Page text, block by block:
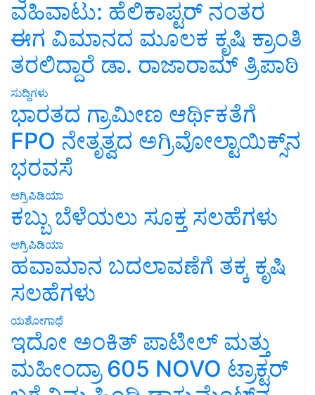
ವಹಿವಾಟು: ಹೆಲಿಕಾಪ್ಟರ್ ನಂತರ
ಈಗ ವಿಮಾನದ ಮೂಲಕ ಕೃಷಿ ಕ್ರಾಂತಿ
ತರಲಿದ್ದಾರೆ ಡಾ. ರಾಜಾರಾಮ್ ತ್ರಿಪಾಠಿ
ಸುದ್ದಿಗಳು
ಭಾರತದ ಗ್ರಾಮೀಣ ಆರ್ಥಿಕತೆಗೆ
FPO ನೇತೃತ್ವದ ಅಗ್ರಿವೋಲ್ಟಾಯಿಕ್ಸ್‌ನ
ಭರವಸೆ
ಅಗ್ರಿಪಿಡಿಯಾ
ಕಬ್ಬು ಬೆಳೆಯಲು ಸೂಕ್ತ ಸಲಹೆಗಳು
ಅಗ್ರಿಪಿಡಿಯಾ
ಹವಾಮಾನ ಬದಲಾವಣೆಗೆ ತಕ್ಕ ಕೃಷಿ
ಸಲಹೆಗಳು
ಯಶೋಗಾಥೆ
ಇದೋ ಅಂಕಿತ್ ಪಾಟೀಲ್ ಮತ್ತು
ಮಹೀಂದ್ರಾ 605 NOVO ಟ್ರಾಕ್ಟರ್